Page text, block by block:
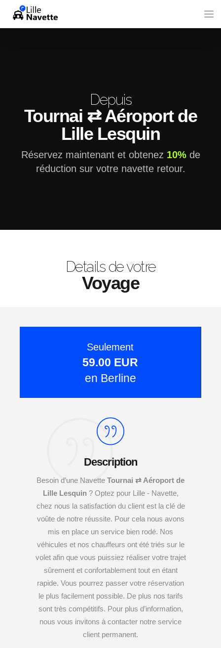
Depuis
Tournai ⇄ Aéroport de
Lille Lesquin
Réservez maintenant et obtenez 10%de
réduction sur votre navette retour.
Details de votre
Voyage
Seulement
59.00 EUR
en Berline
Description
Besoin d’une Navette Tournai ⇄ Aéroport de
Lille Lesquin? Optez pour Lille - Navette,
chez nous la satisfaction du client est la clé de
voûte de notre réussite. Pour cela nous avons
mis en place un service bien rodé. Nos
véhicules et nos chauffeurs ont été triés sur le
volet afin que vous puissiez réaliser votre trajet
sûrement et confortablement tout en étant
rapide. Vous pourrez passer votre réservation
le plus facilement possible. De plus nos tarifs
sont très compétitifs. Pour plus d’information,
nous vous invitons à contacter notre service
client permanent.